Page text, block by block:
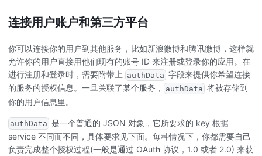
连接用户账户和第三方平台
你可以连接你的用户到其他服务，比如新浪微博和腾讯微博，这样就
允许你的用户直接用他们现有的账号 ID 来注册或登录你的应用。在
进行注册和登录时，需要附带上
authData 字段来提供你希望连接
的服务的授权信息。一旦关联了某个服务，
authData 将被存储到
你的用户信息里。
authData 是一个普通的 JSON 对象，它所要求的 key 根据
service 不同而不同，具体要求见下面。每种情况下，你都需要自己
负责完成整个授权过程(一般是通过 OAuth 协议，1.0 或者 2.0) 来获